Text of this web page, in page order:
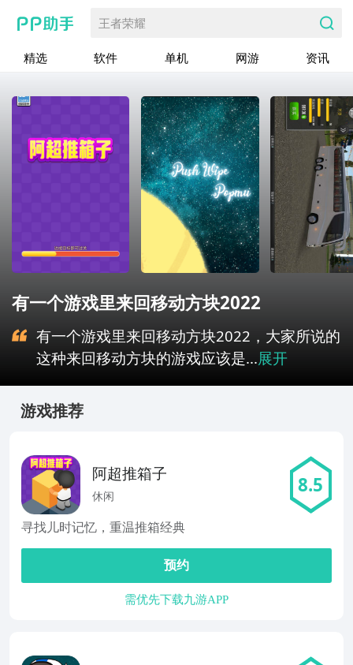
王者荣耀
精选 软件 单机 网游 资讯
有一个游戏里来回移动方块2022
有一个游戏里来回移动方块2022，大家所说的
这种来回移动方块的游戏应该是...展开
游戏推荐
阿超推箱子
休闲 8.5
寻找儿时记忆，重温推箱经典
预约
需优先下载九游APP